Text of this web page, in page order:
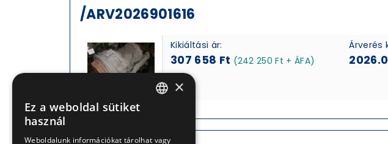
/ARV2026901616
Kikiáltási ár:
307 658 Ft (242 250 Ft + ÁFA)
Árverés
×
Ez a weboldal sütiket
használ
Weboldalunk információkat tárolhat vagy